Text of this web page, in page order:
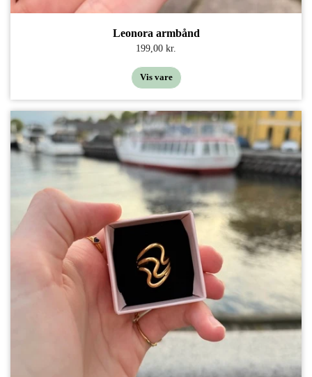
Leonora armbånd
199,00 kr.
Vis vare